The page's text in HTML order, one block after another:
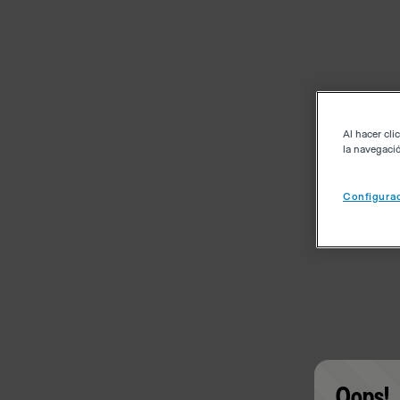
Al hacer clic
la